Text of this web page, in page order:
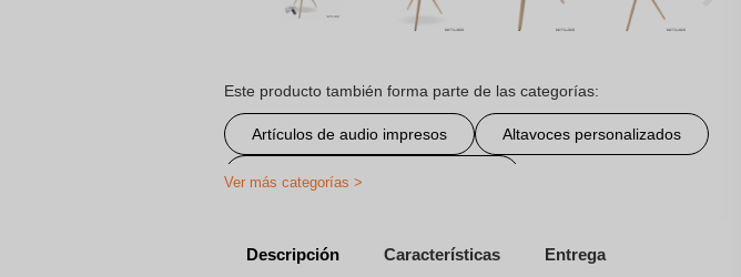
Este producto también forma parte de las categorías:
Artículos de audio impresos Altavoces personalizados
Imprimir productos de Muse Audio
Ver más categorías >
Descripción Características Entrega